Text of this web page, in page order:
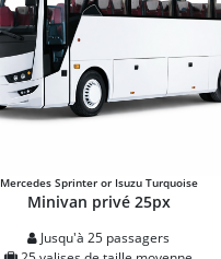
Mercedes Sprinter or Isuzu Turquoise
Minivan privé 25px
Jusqu'à 25 passagers